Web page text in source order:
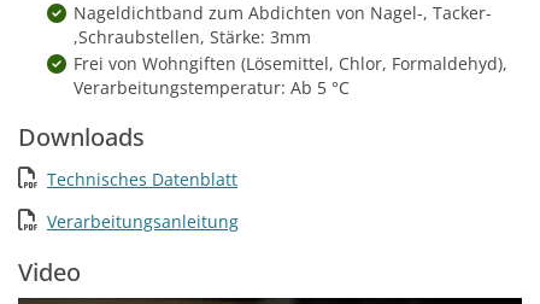
Nageldichtband zum Abdichten von Nagel-, Tacker-
,Schraubstellen, Stärke: 3mm
Frei von Wohngiften (Lösemittel, Chlor, Formaldehyd),
Verarbeitungstemperatur: Ab 5 °C
Downloads
Technisches Datenblatt
Verarbeitungsanleitung
Video